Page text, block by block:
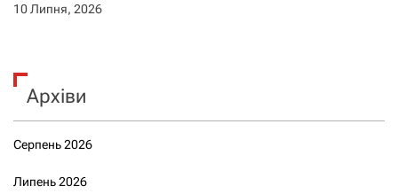
10 Липня, 2026
Архіви
Серпень 2026
Липень 2026